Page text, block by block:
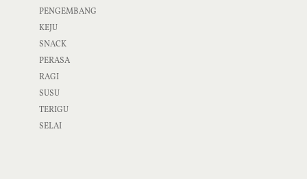
PENGEMBANG
KEJU
SNACK
PERASA
RAGI
SUSU
TERIGU
SELAI